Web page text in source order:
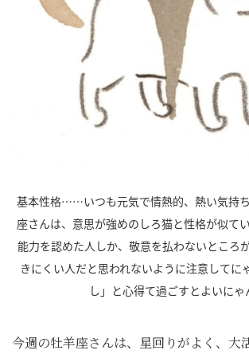
基本性格……いつも元気で情熱的、熱い気持
座さんは、意思が強めのしろ猫と性格が似て
能力を認めた人しか、敬意を払わないところ
きにくい人だと思われないように注意してに
し」と心得て過ごすとよいにゃ
今週の牡羊座さんは、星回りがよく、大